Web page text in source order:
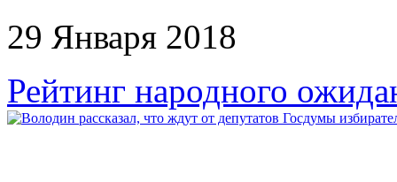
29 Января 2018
Рейтинг народного